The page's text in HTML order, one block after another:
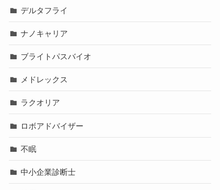
デルタフライ
ナノキャリア
ブライトパスバイオ
メドレックス
ラクオリア
ロボアドバイザー
不眠
中小企業診断士